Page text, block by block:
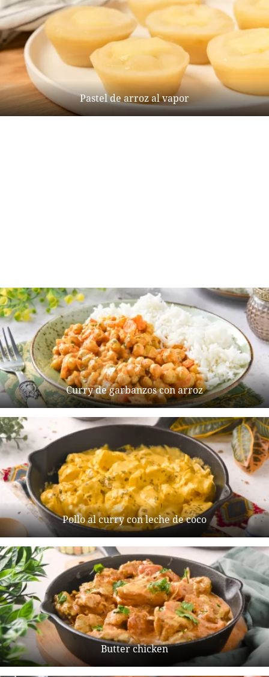
Pastel de arroz al vapor
Curry de garbanzos con arroz
Pollo al curry con leche de coco
Butter chicken